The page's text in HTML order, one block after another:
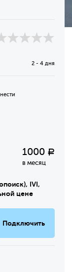
2 - 4 дня
1000 Р
в месяц
IVI,
цене
Подключить